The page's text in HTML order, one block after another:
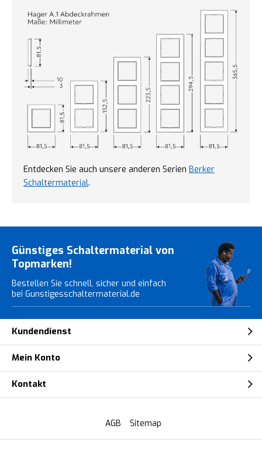
Entdecken Sie auch unsere anderen Serien Berker
Schaltermaterial.
Günstiges Schaltermaterial von
Topmarken!
Bestellen Sie schnell, sicher und einfach
bei Gunstigesschaltermaterial.de
Kundendienst
Mein Konto
Kontakt
AGB Sitemap